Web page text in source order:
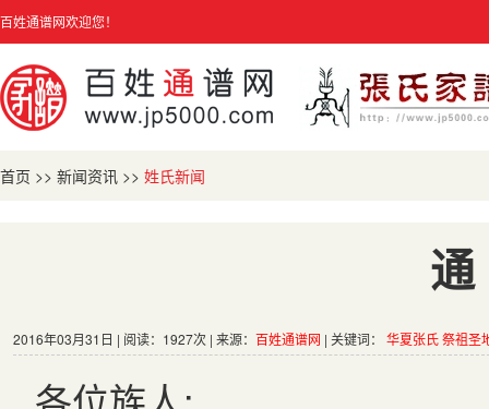
百姓通谱网欢迎您！
首页 >> 新闻资讯 >> 姓氏新闻
通
2016年03月31日 | 阅读：1927次 | 来源： 百姓通谱网 | 关键词： 华夏张氏祭祖圣